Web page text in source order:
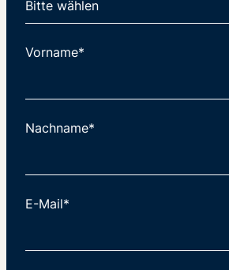
Vorname*
Nachname*
E-Mail*